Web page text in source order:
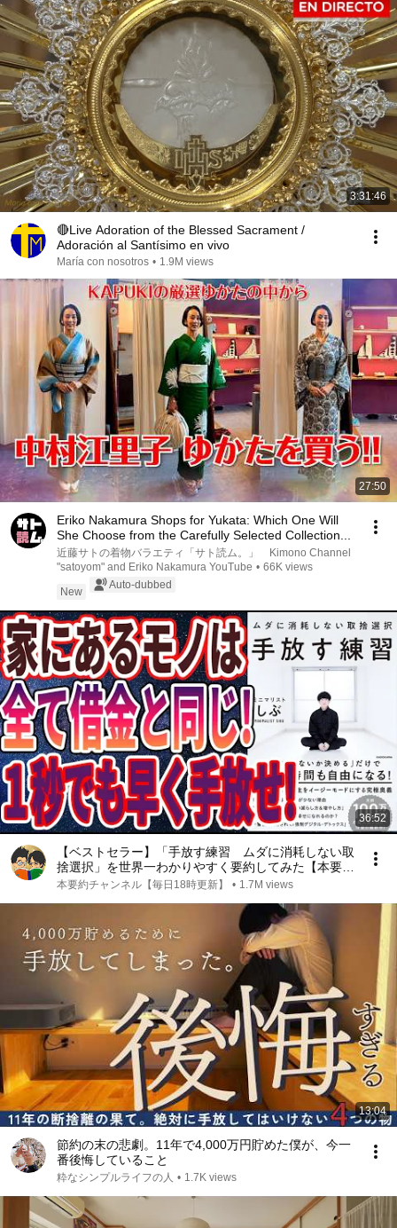
3:31:46
🔴Live Adoration of the Blessed Sacrament /
Adoración al Santísimo en vivo
María con nosotros • 1.9M views
27:50
Eriko Nakamura Shops for Yukata: Which One Will
She Choose from the Carefully Selected Collection...
近藤サトの着物バラエティ「サト読ム。」 Kimono Channel
"satoyom" and Eriko Nakamura YouTube • 66K views
New
Auto-dubbed
36:52
【ベストセラー】「手放す練習 ムダに消耗しない取
捨選択」を世界一わかりやすく要約してみた【本要
約】
本要約チャンネル【毎日18時更新】 • 1.7M views
13:04
節約の末の悲劇。11年で4,000万円貯めた僕が、今一
番後悔していること
粋なシンプルライフの人 • 1.7K views